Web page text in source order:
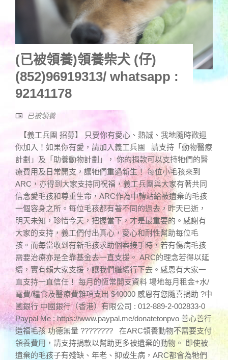
(已被領養)領養柴犬 (仔)
(852)96919313/ whatsapp :
92141178
已被領養
【義工兵團 招募】 只要你有愛心、熱誠、我地隨時歡迎
你加入！如果你有愛，請加入義工兵團 請支持「動物醫療
計劃」及「助養動物計劃」， 你的捐款可以支持牠們的醫
療費用及日常開支，讓牠們重過新生！ 每位小毛孩來到
ARC，亦得到大家支持同祝福，義工兵團與大家有著共同
信念愛毛孩和尊重生命，ARC作為中轉站給被遺棄的毛孩
一個容身之所。每位毛孩都有著不同的過去，昨天已逝，
明天未知，珍惜今天，把握當下，才是最重要的。感謝有
大家的支持，義工們付出真心，愛心和耐性幫助每位毛
孩。而每當收到有新毛孩求助個案接手時，若有傷病毛孩
需要治療亦是全靠基金去一直支援。 ARC的理念若得以延
續，實有賴大家支援，讓我們繼續行下去。感恩有大家一
直支持一直信任！ 每月的恆常開支資料 場地每月租金+水/
電費/糧食及醫療費雜項支出 $40000 感恩有您隨喜捐助 ?中
國銀行 中國銀行（香港）有限公司 : 012-889-2-002833-0
Paypal Me : https://www.paypal.me/donatetonpvo 善心善行
造福毛孩 功德無量 ???????? 在ARC領養動物不需要支付
領養費用，請支持捐款以幫助更多被遺棄的動物。 即使被
遺棄的毛孩子有殘缺、年老、抑或生病，ARC都會為牠們